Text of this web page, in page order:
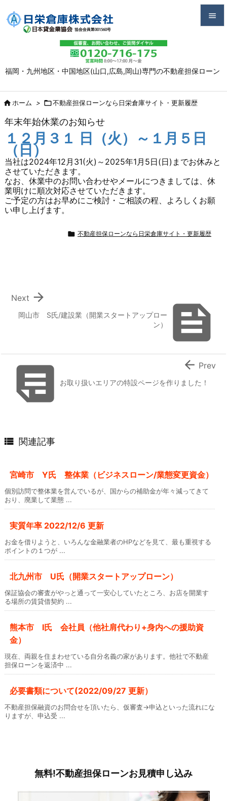
福岡・九州地区・中国地区(山口,広島,岡山)専門の不動産担保ローン

サイド

ホーム > 不動産担保ローンなら日栄倉庫サイト・更新履歴
年末年始休業のお知らせ
１２月３１ 日（火）～１月５日
（日）
当社は2024年12月31(火)～2025年1月5日(日)までお休みと
させていただきます。
なお、休業中のお問い合わせやメールにつきましては、休
業明けに順次対応させていただきます。
ご予定の方はお早めにご検討・ご相談の程、よろしくお願
い申し上げます。
 不動産担保ローンなら日栄倉庫サイト・更新履歴

岡山市 S氏/建設業（開業スタートアップロー
ン）

Next
お取り扱いエリアの特設ページを作りました！
 Prev
 関連記事
宮崎市 Y氏 整体業（ビジネスローン/業態変更資金）
個別訪問で整体業を営んでいるが、国からの補助金が年々減ってきて
おり、廃業して業態 ...
実質年率 2022/12/6 更新
お金を借りようと、いろんな金融業者のHPなどを見て、最も重視する
ポイントの１つが ...
北九州市 U氏（開業スタートアップローン）
保証協会の審査がやっと通って一安心していたところ、お店を開業す
る場所の賃貸借契約 ...
熊本市 I氏 会社員（他社肩代わり+身内への援助資
金）
現在、両親を住まわせている自分名義の家があります。他社で不動産
担保ローンを返済中 ...
必要書類について(2022/09/27 更新）
不動産担保融資のお問合せを頂いたら、仮審査→申込といった流れにな
りますが、申込受 ...
無料!不動産担保ローンお見積申し込み